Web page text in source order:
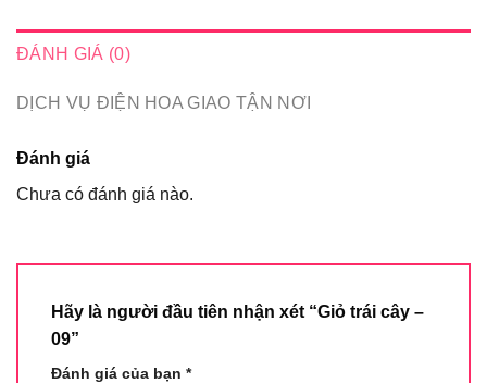
ĐÁNH GIÁ (0)
DỊCH VỤ ĐIỆN HOA GIAO TẬN NƠI
Đánh giá
Chưa có đánh giá nào.
Hãy là người đầu tiên nhận xét “Giỏ trái cây –
09”
Đánh giá của bạn *